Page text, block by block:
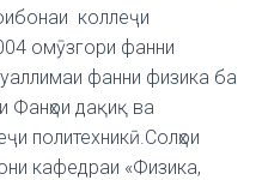
коллеҷи
омӯзгори фанни
фанни физика ба
Фанҳои дақиқ ва
политехникӣ.Солҳои
кафедраи «Физика,